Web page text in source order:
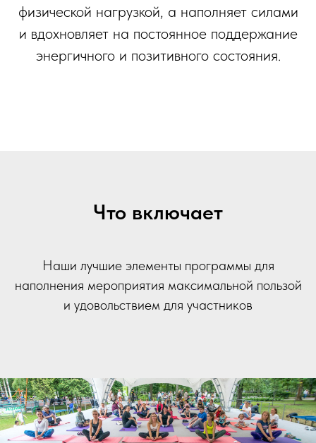
физической нагрузкой, а наполняет силами
и вдохновляет на постоянное поддержание
энергичного и позитивного состояния.
Что включает
Наши лучшие элементы программы для
наполнения мероприятия максимальной пользой
и удовольствием для участников